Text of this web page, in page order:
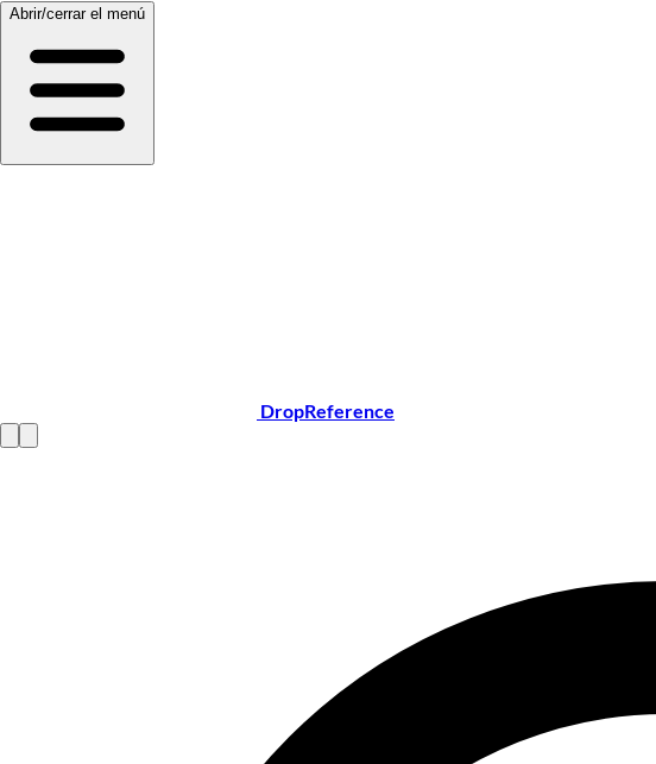
Abrir/cerrar el menú
DropReference